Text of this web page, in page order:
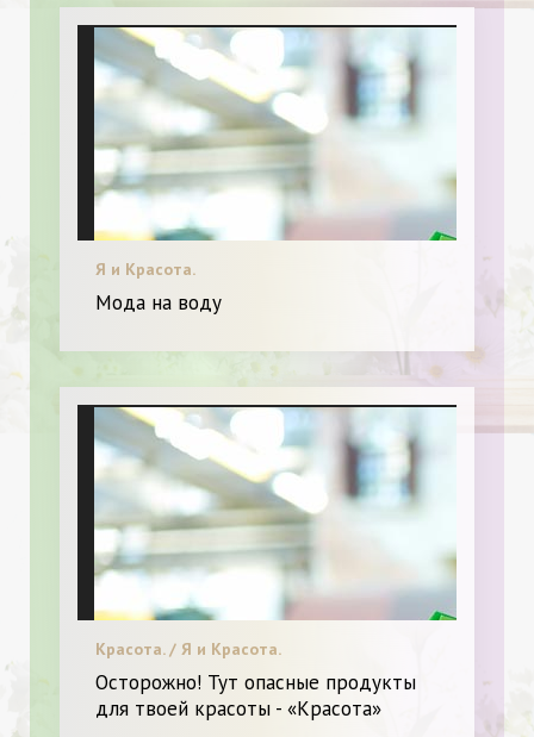
Я и Красота.
Мода на воду
Красота. / Я и Красота.
Осторожно! Тут опасные продукты
для твоей красоты - «Красота»